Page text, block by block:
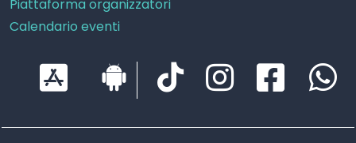
Piattaforma organizzatori
Calendario eventi